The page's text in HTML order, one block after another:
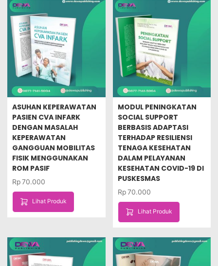
ASUHAN KEPERAWATAN
PASIEN CVA INFARK
DENGAN MASALAH
KEPERAWATAN
GANGGUAN MOBILITAS
FISIK MENGGUNAKAN
ROM PASIF
Rp70.000
Lihat Produk
MODUL PENINGKATAN
SOCIAL SUPPORT
BERBASIS ADAPTASI
TERHADAP RESILIENSI
TENAGA KESEHATAN
DALAM PELAYANAN
KESEHATAN COVID-19 DI
PUSKESMAS
Rp70.000
Lihat Produk